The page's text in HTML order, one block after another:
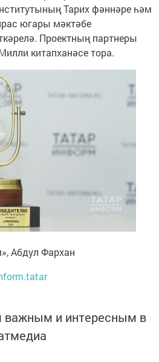
Тарих фәннәре һәм
югары мәктәбе
Проектның партнеры
китапханәсе тора.
Абдул Фархан
важным и интересным в